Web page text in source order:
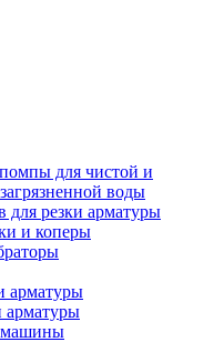
для чистой и
воды
для резки арматуры
и коперы
арматуры
арматуры
машины